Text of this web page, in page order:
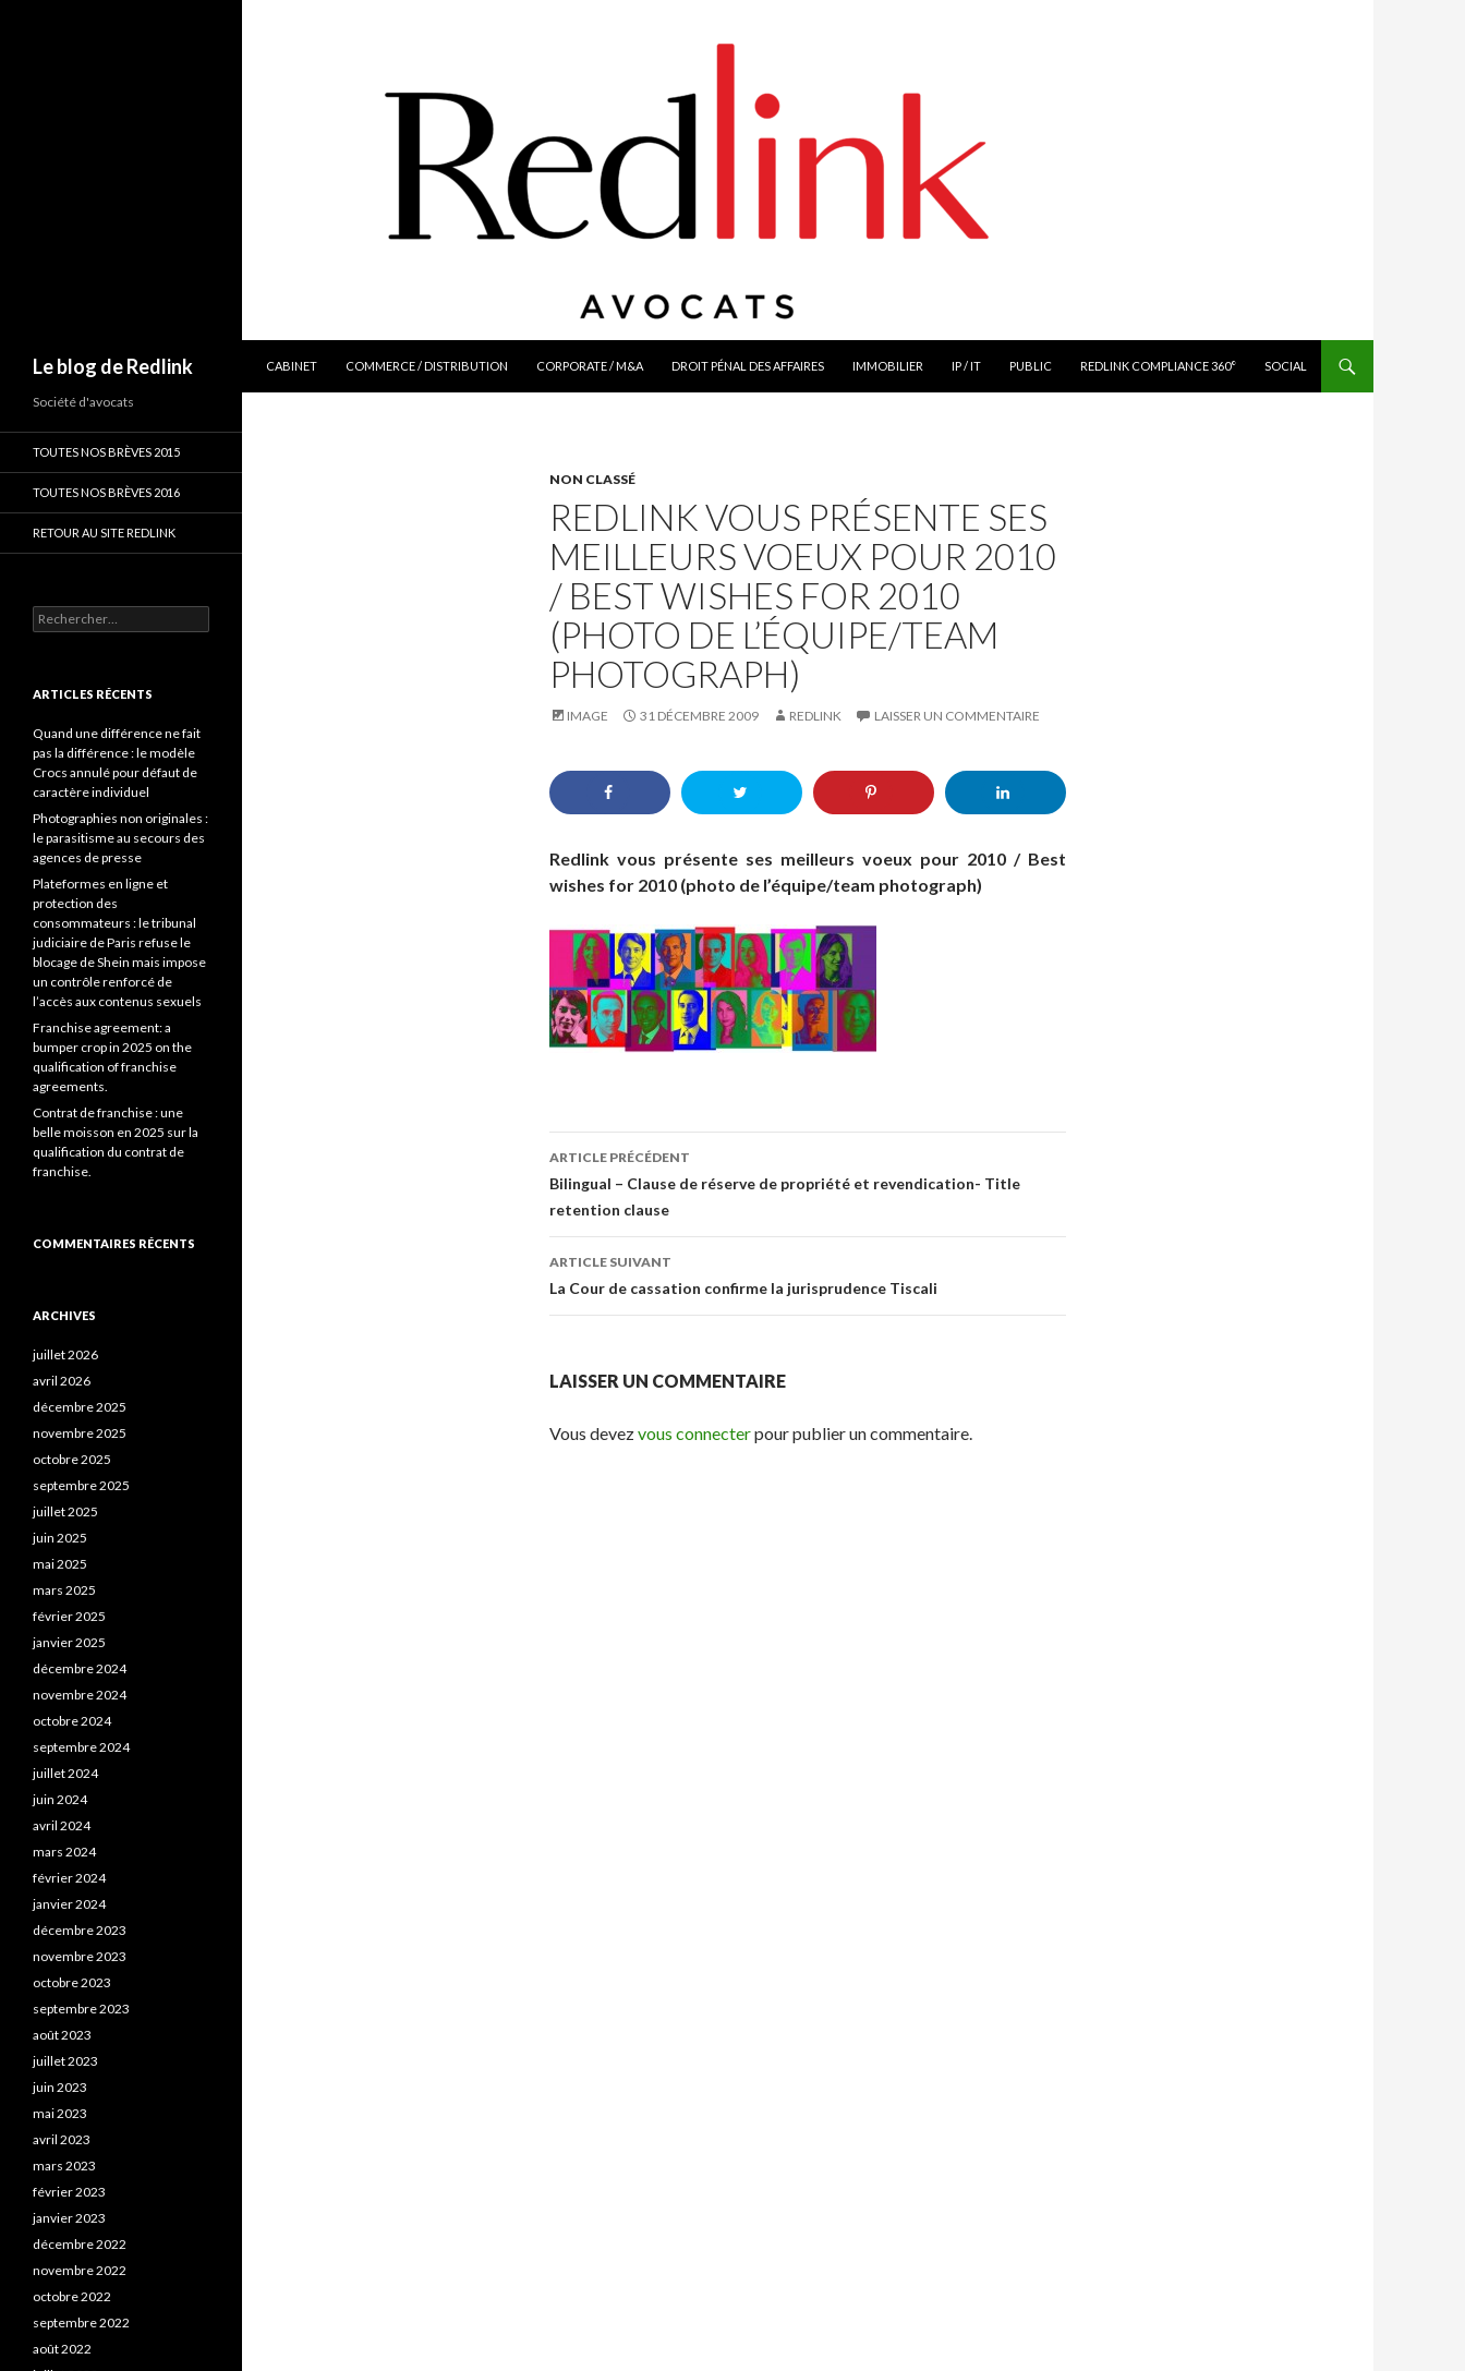
Le blog de Redlink
CABINET
COMMERCE / DISTRIBUTION CORPORATE / M&A DROIT PÉNAL DES AFFAIRES IMMOBILIER IP / IT PUBLIC REDLINK COMPLIANCE 360° SOCIAL
NON CLASSÉ
REDLINK VOUS PRÉSENTE SES
MEILLEURS VOEUX POUR 2010
/ BEST WISHES FOR 2010
(PHOTO DE L’ÉQUIPE/TEAM
PHOTOGRAPH)
IMAGE 31 DÉCEMBRE 2009 REDLINK LAISSER UN COMMENTAIRE
Redlink vous présente ses meilleurs voeux pour 2010 / Best
wishes for 2010 (photo de l’équipe/team photograph)
Navigation
des
articles
ARTICLE PRÉCÉDENT
Bilingual – Clause de réserve de propriété et revendication- Title
retention clause
ARTICLE SUIVANT
La Cour de cassation confirme la jurisprudence Tiscali
LAISSER UN COMMENTAIRE
Vous devezvous connecterpour publier un commentaire.
Société d'avocats
TOUTES NOS BRÈVES 2015
TOUTES NOS BRÈVES 2016
RETOUR AU SITE REDLINK
Rechercher :
ARTICLES RÉCENTS
Quand une différence ne fait
pas la différence : le modèle
Crocs annulé pour défaut de
caractère individuel
Photographies non originales :
le parasitisme au secours des
agences de presse
Plateformes en ligne et
protection des
consommateurs : le tribunal
judiciaire de Paris refuse le
blocage de Shein mais impose
un contrôle renforcé de
l’accès aux contenus sexuels
Franchise agreement: a
bumper crop in 2025 on the
qualification of franchise
agreements.
Contrat de franchise : une
belle moisson en 2025 sur la
qualification du contrat de
franchise.
COMMENTAIRES RÉCENTS
ARCHIVES
juillet 2026
avril 2026
décembre 2025
novembre 2025
octobre 2025
septembre 2025
juillet 2025
juin 2025
mai 2025
mars 2025
février 2025
janvier 2025
décembre 2024
novembre 2024
octobre 2024
septembre 2024
juillet 2024
juin 2024
avril 2024
mars 2024
février 2024
janvier 2024
décembre 2023
novembre 2023
octobre 2023
septembre 2023
août 2023
juillet 2023
juin 2023
mai 2023
avril 2023
mars 2023
février 2023
janvier 2023
décembre 2022
novembre 2022
octobre 2022
septembre 2022
août 2022